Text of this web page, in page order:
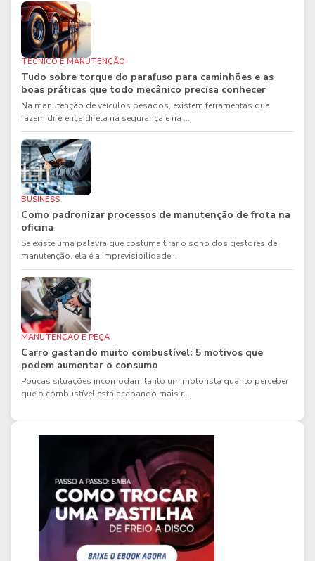
TÉCNICO E MANUTENÇÃO
Tudo sobre torque do parafuso para caminhões e as
boas práticas que todo mecânico precisa conhecer
Na manutenção de veículos pesados, existem ferramentas que
fazem diferença direta na segurança e na ...
BUSINESS
Como padronizar processos de manutenção de frota na
oficina
Se existe uma palavra que costuma tirar o sono dos gestores de
manutenção, ela é a imprevisibilidade...
MANUTENÇÃO E PEÇA
Carro gastando muito combustível: 5 motivos que
podem aumentar o consumo
Poucas situações incomodam tanto um motorista quanto perceber
que o combustível está acabando mais r...